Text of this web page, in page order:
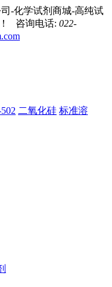
-化学试剂商城-高纯试
咨询电话: 022-
二氧化硅 标准溶